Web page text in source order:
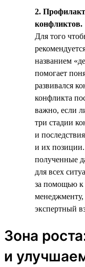
2.
конфликтов.
Для того
названием
помогает
развивался
конфликта
важно, если
три стадии
и
и их
полученные
для всех
за помощью к
экспертный
Зона
и